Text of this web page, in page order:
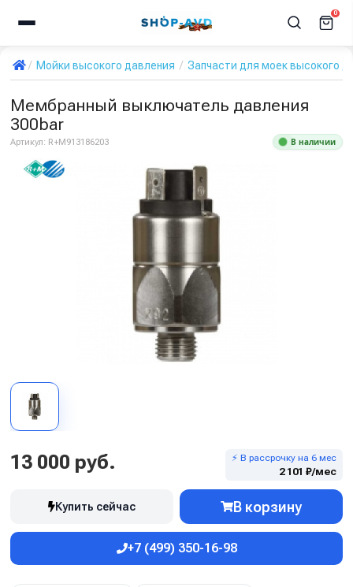
0
Мойки высокого давления Запчасти для моек высокого
Мембранный выключатель давления
300bar
Артикул: R+M913186203 В наличии
13 000 руб. ⚡ В рассрочку на 6 мес
2 101 ₽/мес
Купить сейчас В корзину
+7 (499) 350-16-98